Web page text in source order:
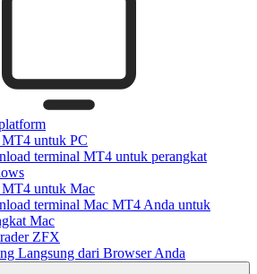
untuk PC
terminal MT4 untuk perangkat
untuk Mac
terminal Mac MT4 Anda untuk
Mac
ZFX
Langsung dari Browser Anda